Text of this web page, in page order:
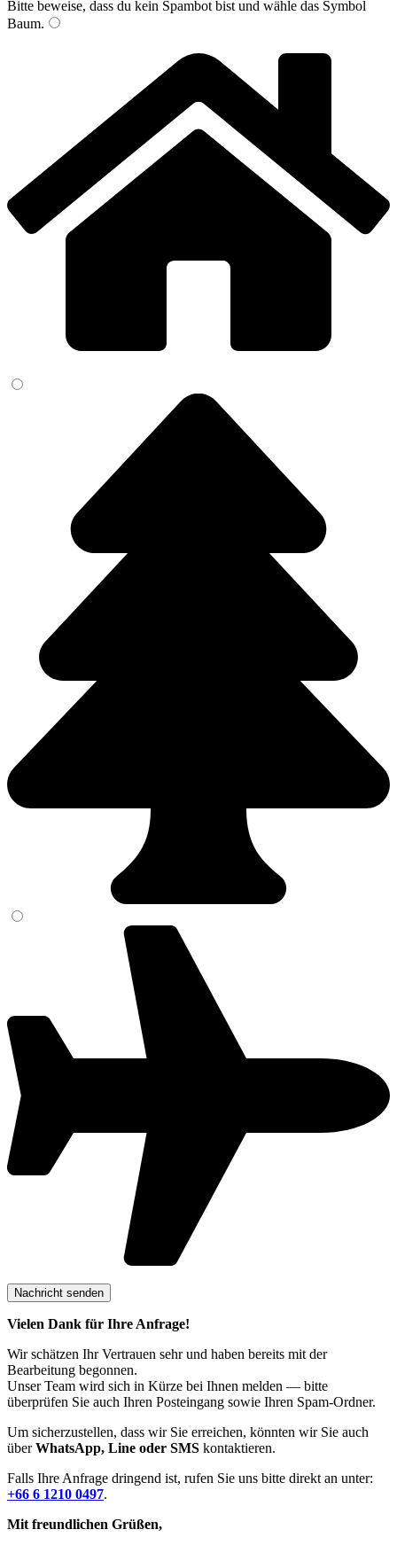
Bitte beweise, dass du kein Spambot bist und wähle das Symbol
Baum.
Vielen Dank für Ihre Anfrage!
Wir schätzen Ihr Vertrauen sehr und haben bereits mit der
Bearbeitung begonnen.
Unser Team wird sich in Kürze bei Ihnen melden — bitte
überprüfen Sie auch Ihren Posteingang sowie Ihren Spam-Ordner.
Um sicherzustellen, dass wir Sie erreichen, könnten wir Sie auch
überWhatsApp, Line oder SMS kontaktieren.
Falls Ihre Anfrage dringend ist, rufen Sie uns bitte direkt an unter:
+66 6 1210 0497.
Mit freundlichen Grüßen,